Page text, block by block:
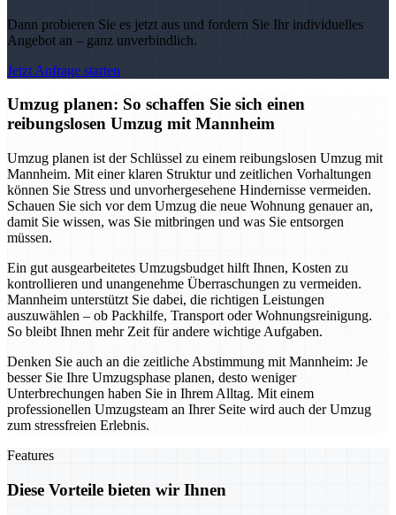
Dann probieren Sie es jetzt aus und fordern Sie Ihr individuelles
Angebot an – ganz unverbindlich.
Jetzt Anfrage starten
Umzug planen: So schaffen Sie sich einen
reibungslosen Umzug mit Mannheim
Umzug planen ist der Schlüssel zu einem reibungslosen Umzug mit
Mannheim. Mit einer klaren Struktur und zeitlichen Vorhaltungen
können Sie Stress und unvorhergesehene Hindernisse vermeiden.
Schauen Sie sich vor dem Umzug die neue Wohnung genauer an,
damit Sie wissen, was Sie mitbringen und was Sie entsorgen
müssen.
Ein gut ausgearbeitetes Umzugsbudget hilft Ihnen, Kosten zu
kontrollieren und unangenehme Überraschungen zu vermeiden.
Mannheim unterstützt Sie dabei, die richtigen Leistungen
auszuwählen – ob Packhilfe, Transport oder Wohnungsreinigung.
So bleibt Ihnen mehr Zeit für andere wichtige Aufgaben.
Denken Sie auch an die zeitliche Abstimmung mit Mannheim: Je
besser Sie Ihre Umzugsphase planen, desto weniger
Unterbrechungen haben Sie in Ihrem Alltag. Mit einem
professionellen Umzugsteam an Ihrer Seite wird auch der Umzug
zum stressfreien Erlebnis.
Features
Diese Vorteile bieten wir Ihnen